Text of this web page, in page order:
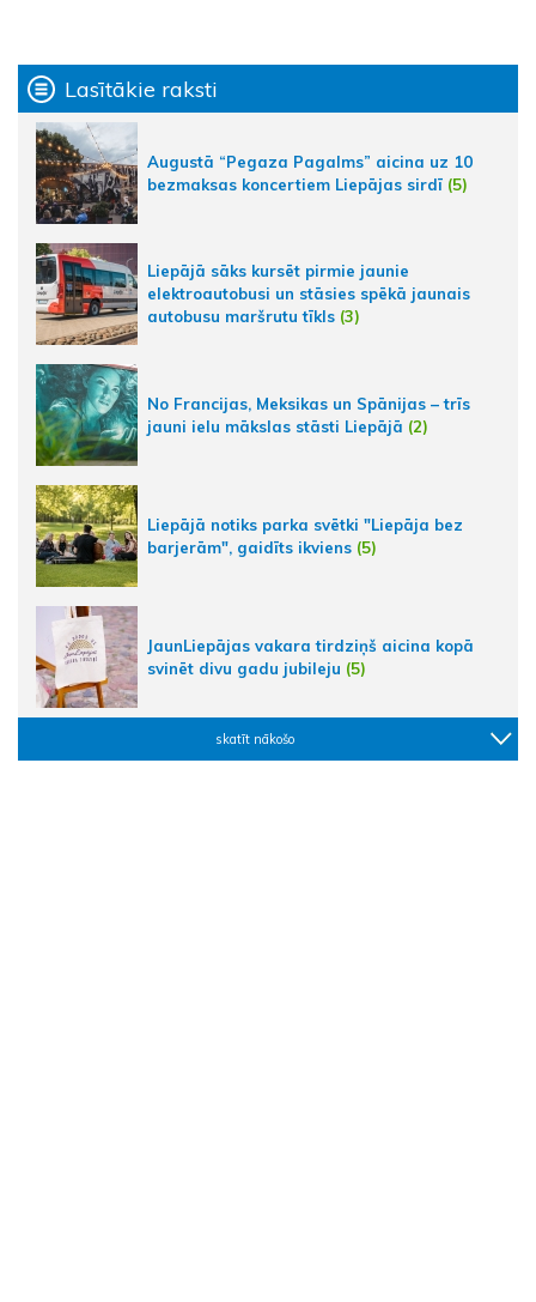
Lasītākie raksti
Augustā “Pegaza Pagalms” aicina uz 10
bezmaksas koncertiem Liepājas sirdī (5)
Liepājā sāks kursēt pirmie jaunie
elektroautobusi un stāsies spēkā jaunais
autobusu maršrutu tīkls (3)
No Francijas, Meksikas un Spānijas – trīs
jauni ielu mākslas stāsti Liepājā (2)
Liepājā notiks parka svētki "Liepāja bez
barjerām", gaidīts ikviens (5)
JaunLiepājas vakara tirdziņš aicina kopā
svinēt divu gadu jubileju (5)
skatīt nākošo